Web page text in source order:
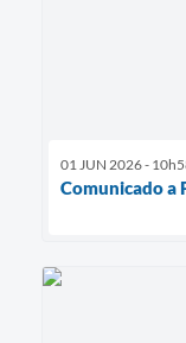
01 JUN 2026 -
Comunicado a